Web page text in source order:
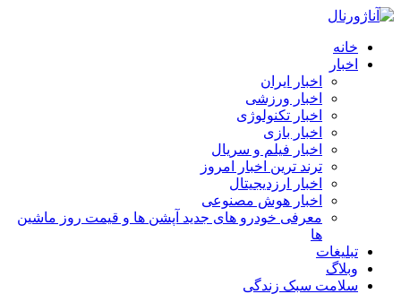
خانه
اخبار
اخبار ایران
اخبار ورزشی
اخبار تکنولوژی
اخبار بازی
اخبار فیلم و سریال
ترند ترین اخبار امروز
اخبار ارزدیجیتال
اخبار هوش مصنوعی
معرفی خودرو های جدید آپشن‌ ها و قیمت روز ماشین‌
ها
تبلیغات
وبلاگ
سلامت سبک زندگی